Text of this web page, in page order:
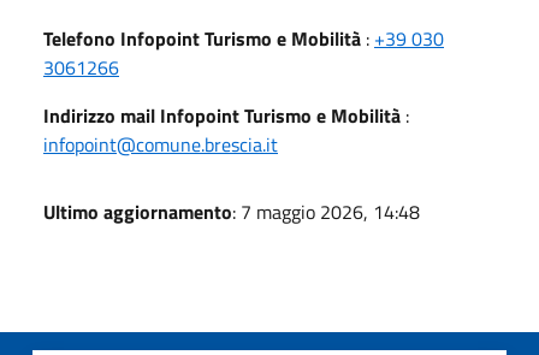
Telefono Infopoint Turismo e Mobilità : +39 030
3061266
Indirizzo mail Infopoint Turismo e Mobilità :
infopoint@comune.brescia.it
Ultimo aggiornamento: 7 maggio 2026, 14:48